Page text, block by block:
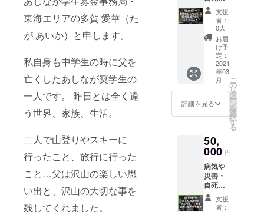
東海エリアの多賀 愛華（た
が あいか）と申します。
私自身も中学生の時に父を
亡くしたあしなが奨学生の
一人です。 昨日とは全く違
う世界、家族、生活。
二人で山登りやスキーに
行ったこと、旅行に行った
こと…父は沢山の楽しい思
い出と、沢山の大切な事を
残してくれました。
書を郵
送させ
ていた
だきま
す。
（2021
年2~3月
頃を予
定）
親を亡
くした
り、親
に障が
いがあ
る家庭
の子ど
もたち
の奨学
金とし
て大切
に使用
させて
きま
す。 ●
年間活
動報告
書と受
領証明
書を郵
送させ
支援
者：
0人
お届
け予
定：
2021
年03
月
詳細を見る
こ
の
リ
タ
ー
ン
を
選
択
す
る
50,
000 円
病気や
災害・
自死で
親を亡
くした
支援
者：